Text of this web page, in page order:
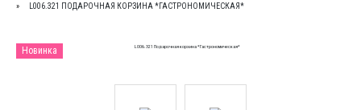
L006.321 ПОДАРОЧНАЯ КОРЗИНА *ГАСТРОНОМИЧЕСКАЯ*
Новинка